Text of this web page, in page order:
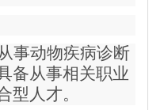
事动物疾病诊断
备从事相关职业
型人才。